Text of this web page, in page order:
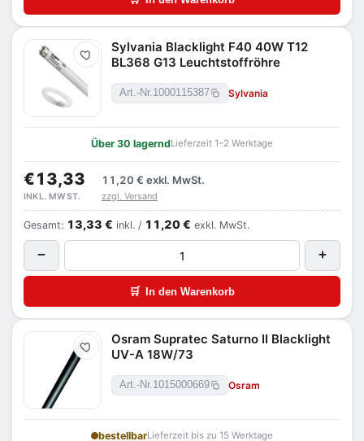
Merken
Sylvania Blacklight F40 40W T12
BL368 G13 Leuchtstoffröhre
Art.-Nr.1000115387 Sylvania
Über 30 lagerndLieferzeit 1–2 Werktage
€13,33 11,20 € exkl. MwSt.
INKL. MWST. zzgl. Versand
Gesamt: 13,33 € inkl. / 11,20 € exkl. MwSt.
− +
🛒 In den Warenkorb
Merken
Osram Supratec Saturno II Blacklight
UV-A 18W/73
Art.-Nr.1015000669 Osram
bestellbarLieferzeit bis zu 15 Werktage